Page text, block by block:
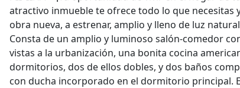
atractivo inmueble te ofrece todo lo que necesitas
obra nueva, a estrenar, amplio y lleno de luz
Consta de un amplio y luminoso salón-comedor
vistas a la urbanización, una bonita cocina
dormitorios, dos de ellos dobles, y dos baños
con ducha incorporado en el dormitorio principal.